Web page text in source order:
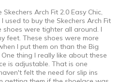
Arch Fit 2.0 Easy Chic,
used to buy the Skechers Arch Fit
shoes were tighter all around. I
feet. These shoes were more
I put them on than the Big
thing I really like about these
is adjustable. That is one
felt the need for slip ins